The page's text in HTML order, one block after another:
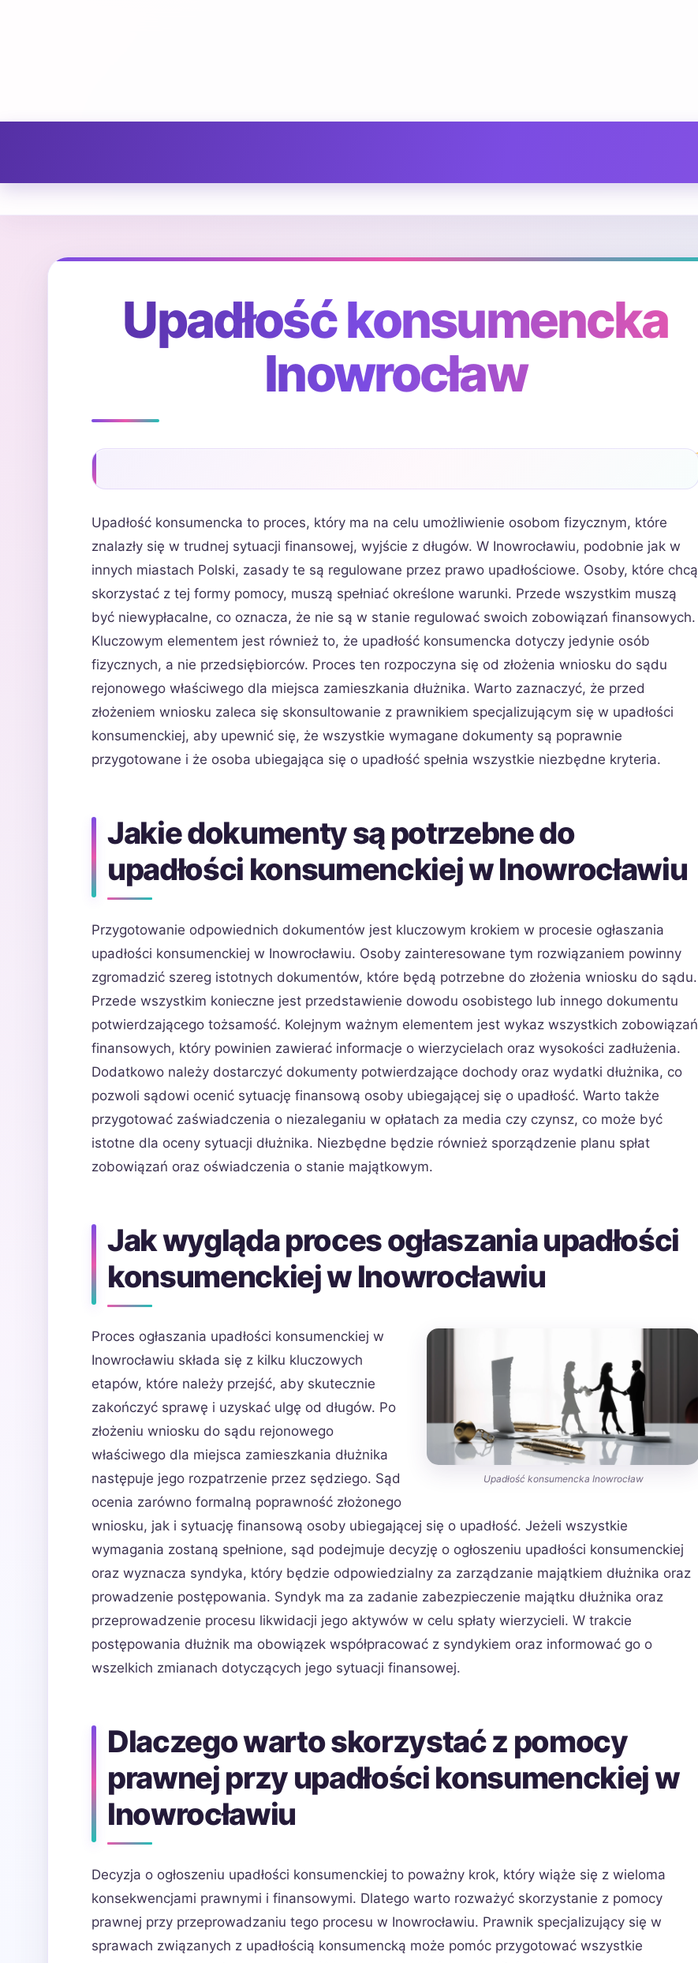
Upadłość konsumencka
Inowrocław
Upadłość konsumencka to proces, który ma na celu umożliwienie osobom fizycznym, które
znalazły się w trudnej sytuacji finansowej, wyjście z długów. W Inowrocławiu, podobnie jak w
innych miastach Polski, zasady te są regulowane przez prawo upadłościowe. Osoby, które chcą
skorzystać z tej formy pomocy, muszą spełniać określone warunki. Przede wszystkim muszą
być niewypłacalne, co oznacza, że nie są w stanie regulować swoich zobowiązań finansowych.
Kluczowym elementem jest również to, że upadłość konsumencka dotyczy jedynie osób
fizycznych, a nie przedsiębiorców. Proces ten rozpoczyna się od złożenia wniosku do sądu
rejonowego właściwego dla miejsca zamieszkania dłużnika. Warto zaznaczyć, że przed
złożeniem wniosku zaleca się skonsultowanie z prawnikiem specjalizującym się w upadłości
konsumenckiej, aby upewnić się, że wszystkie wymagane dokumenty są poprawnie
przygotowane i że osoba ubiegająca się o upadłość spełnia wszystkie niezbędne kryteria.
Jakie dokumenty są potrzebne do
upadłości konsumenckiej w Inowrocławiu
Przygotowanie odpowiednich dokumentów jest kluczowym krokiem w procesie ogłaszania
upadłości konsumenckiej w Inowrocławiu. Osoby zainteresowane tym rozwiązaniem powinny
zgromadzić szereg istotnych dokumentów, które będą potrzebne do złożenia wniosku do sądu.
Przede wszystkim konieczne jest przedstawienie dowodu osobistego lub innego dokumentu
potwierdzającego tożsamość. Kolejnym ważnym elementem jest wykaz wszystkich zobowiązań
finansowych, który powinien zawierać informacje o wierzycielach oraz wysokości zadłużenia.
Dodatkowo należy dostarczyć dokumenty potwierdzające dochody oraz wydatki dłużnika, co
pozwoli sądowi ocenić sytuację finansową osoby ubiegającej się o upadłość. Warto także
przygotować zaświadczenia o niezaleganiu w opłatach za media czy czynsz, co może być
istotne dla oceny sytuacji dłużnika. Niezbędne będzie również sporządzenie planu spłat
zobowiązań oraz oświadczenia o stanie majątkowym.
Jak wygląda proces ogłaszania upadłości
konsumenckiej w Inowrocławiu
Upadłość konsumencka Inowrocław
Proces ogłaszania upadłości konsumenckiej w
Inowrocławiu składa się z kilku kluczowych
etapów, które należy przejść, aby skutecznie
zakończyć sprawę i uzyskać ulgę od długów. Po
złożeniu wniosku do sądu rejonowego
właściwego dla miejsca zamieszkania dłużnika
następuje jego rozpatrzenie przez sędziego. Sąd
ocenia zarówno formalną poprawność złożonego
wniosku, jak i sytuację finansową osoby ubiegającej się o upadłość. Jeżeli wszystkie
wymagania zostaną spełnione, sąd podejmuje decyzję o ogłoszeniu upadłości konsumenckiej
oraz wyznacza syndyka, który będzie odpowiedzialny za zarządzanie majątkiem dłużnika oraz
prowadzenie postępowania. Syndyk ma za zadanie zabezpieczenie majątku dłużnika oraz
przeprowadzenie procesu likwidacji jego aktywów w celu spłaty wierzycieli. W trakcie
postępowania dłużnik ma obowiązek współpracować z syndykiem oraz informować go o
wszelkich zmianach dotyczących jego sytuacji finansowej.
Dlaczego warto skorzystać z pomocy
prawnej przy upadłości konsumenckiej w
Inowrocławiu
Decyzja o ogłoszeniu upadłości konsumenckiej to poważny krok, który wiąże się z wieloma
konsekwencjami prawnymi i finansowymi. Dlatego warto rozważyć skorzystanie z pomocy
prawnej przy przeprowadzaniu tego procesu w Inowrocławiu. Prawnik specjalizujący się w
sprawach związanych z upadłością konsumencką może pomóc przygotować wszystkie